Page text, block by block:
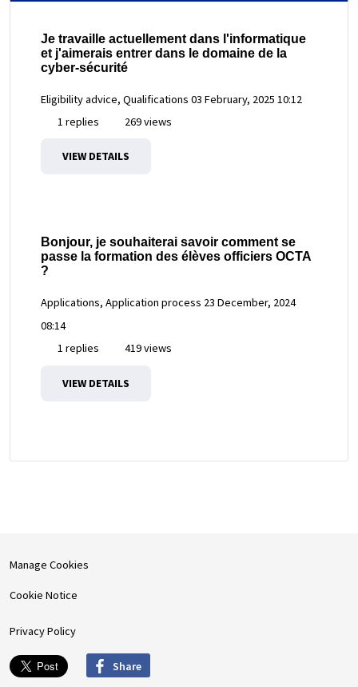
Je travaille actuellement dans l'informatique
et j'aimerais entrer dans le domaine de la
cyber-sécurité
Eligibility advice, Qualifications 03 February, 2025 10:12
1 replies
269 views
VIEW DETAILS
Bonjour, je souhaiterai savoir comment se
passe la formation des élèves officiers OCTA
?
Applications, Application process 23 December, 2024
08:14
1 replies
419 views
VIEW DETAILS
Manage Cookies
Cookie Notice
Privacy Policy
Share